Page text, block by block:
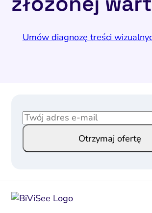
Umów diagnozę treści
*
E
a
E
E
m
Otrzymaj ofertę